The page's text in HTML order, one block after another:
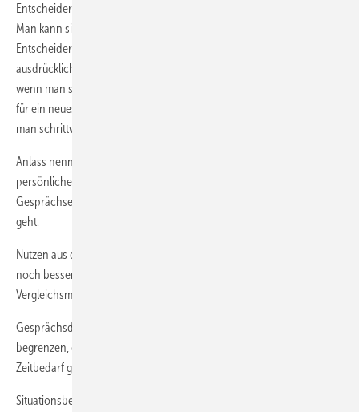
Entscheider direkt. Lassen Sie sich nicht auf Rückrufversprechen ein.
Man kann sich auch nicht darauf verlassen, dass die Sekretärin dem
Entscheider eine Notiz über Ihren Anruf macht, auch wenn sie das
ausdrücklich anbietet. Wie schnell kommt man in die Warteschleife,
wenn man sich vertrösten lässt. Auf jeden Fall behält man die Initiative
für ein neues Telefonat. Das Telefonat für einen Termin vor Ort führt
man schrittweise nach folgender Strategie, ANGST genannt.
Anlass nennen: Noch zu klärende Fragen aus dem Angebot in einem
persönlichen Gespräch klären. Man braucht einen guten
Gesprächseinstieg (Aufhänger), wenn die Sekretärin fragt, um was es
geht.
Nutzen aus dem Besuch erklären: Sie können den Kunden vor Ort
noch besser informieren, aktuelle Fragen beantworten und bessere
Vergleichsmöglichkeiten aufzeigen.
Gesprächsdauer nennen: Den zeitlichen Aufwand auf 30 Minuten
begrenzen, die Bedenken nehmen, dass es um einen großen
Zeitbedarf geht und der Anbieter drängt.
Situationsbezogen argumentieren: Planen Sie den Besuch